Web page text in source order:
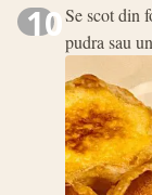
10Se scot din
pudra sau